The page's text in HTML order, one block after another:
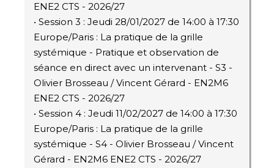
ENE2 CTS - 2026/27
• Session 3 : Jeudi 28/01/2027 de 14:00 à 17:30
Europe/Paris : La pratique de la grille
systémique - Pratique et observation de
séance en direct avec un intervenant - S3 -
Olivier Brosseau / Vincent Gérard - EN2M6
ENE2 CTS - 2026/27
• Session 4 : Jeudi 11/02/2027 de 14:00 à 17:30
Europe/Paris : La pratique de la grille
systémique - S4 - Olivier Brosseau / Vincent
Gérard - EN2M6 ENE2 CTS - 2026/27